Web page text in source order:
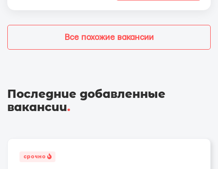
Все похожие вакансии
Последние добавленные
вакансии.
срочно